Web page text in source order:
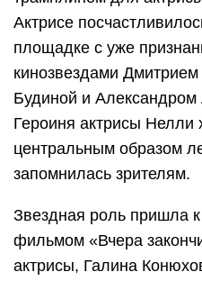
Актрисе
площадке с уже
кинозвездами
Будиной и
Героиня актрисы Нелли
центральным образом
запомнилась зрителям.
Звездная роль пришла
фильмом «Вчера
актрисы, Галина